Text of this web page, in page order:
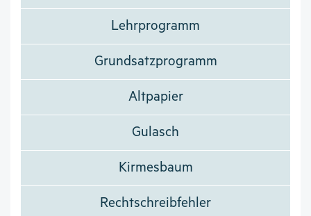
Lehrprogramm
Grundsatzprogramm
Altpapier
Gulasch
Kirmesbaum
Rechtschreibfehler